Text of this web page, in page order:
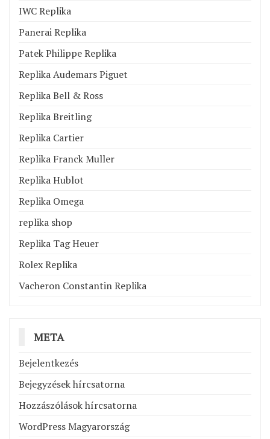
IWC Replika
Panerai Replika
Patek Philippe Replika
Replika Audemars Piguet
Replika Bell & Ross
Replika Breitling
Replika Cartier
Replika Franck Muller
Replika Hublot
Replika Omega
replika shop
Replika Tag Heuer
Rolex Replika
Vacheron Constantin Replika
META
Bejelentkezés
Bejegyzések hírcsatorna
Hozzászólások hírcsatorna
WordPress Magyarország